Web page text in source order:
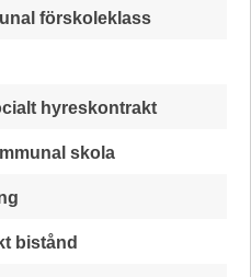
förskoleklass
hyreskontrakt
skola
bistånd